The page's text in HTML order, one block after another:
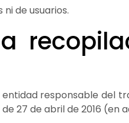
de usuarios.
entidad responsable del
27 de abril de 2016 (en